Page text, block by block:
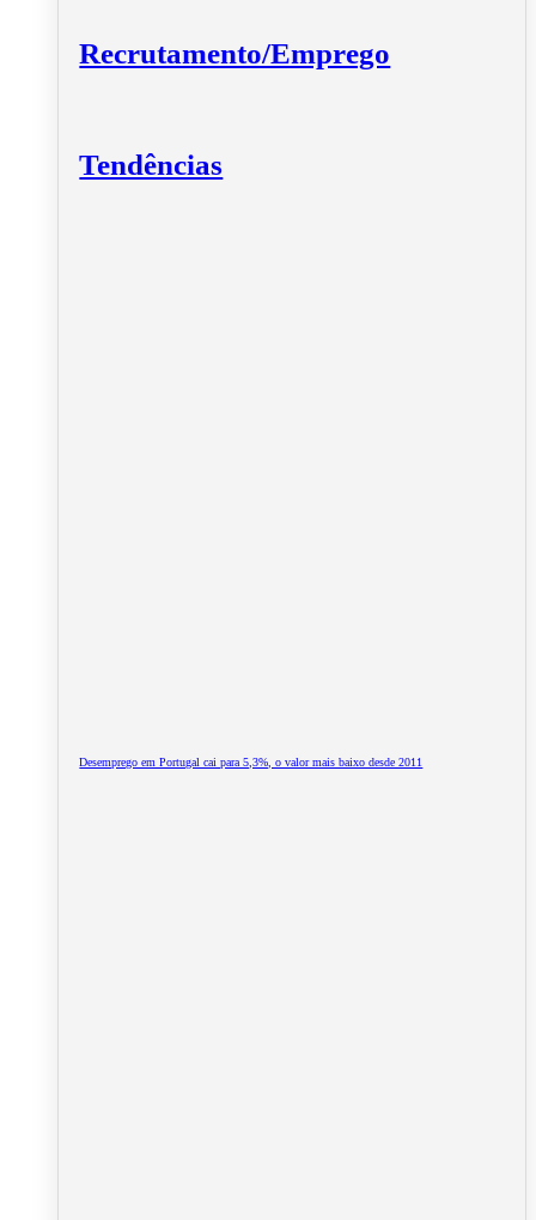
Recrutamento/Emprego
Tendências
Desemprego em Portugal cai para 5,3%, o valor mais baixo desde 2011